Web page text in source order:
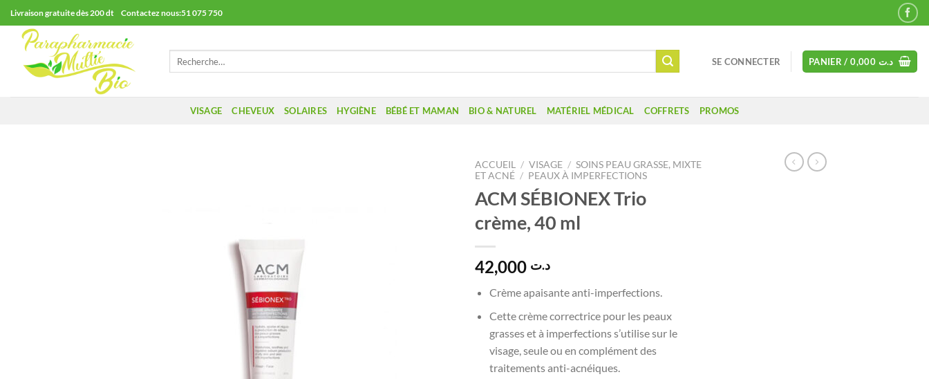
Passer
au
contenu
Livraison gratuite dès 200 dt Contactez nous:51 075 750
SE CONNECTER PANIER / د.ت
VISAGE CHEVEUX SOLAIRES HYGIÈNE BÉBÉ ET MAMAN BIO & NATUREL MATÉRIEL MÉDICAL COFFRETS PROMOS
ACCUEIL / VISAGE / SOINS PEAU GRASSE, MIXTE
ET ACNÉ / PEAUX À IMPERFECTIONS
ACM SÉBIONEX Trio
crème, 40 ml
د.ت
Crème apaisante anti-imperfections.
Cette crème correctrice pour les peaux
grasses et à imperfections s’utilise sur le
visage, seule ou en complément des
traitements anti-acnéiques.